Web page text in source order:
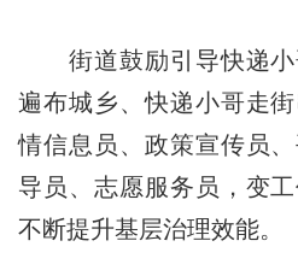
街道鼓励引导快递小
遍布城乡、快递小哥走
情信息员、政策宣传员
导员、志愿服务员，变
不断提升基层治理效能。